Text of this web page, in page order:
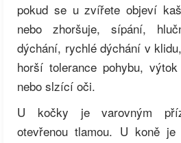
pokud se u zvířete objeví
nebo zhoršuje, sípání,
dýchání, rychlé dýchání v
horší tolerance pohybu,
nebo slzící oči.
U kočky je varovným
otevřenou tlamou. U koně